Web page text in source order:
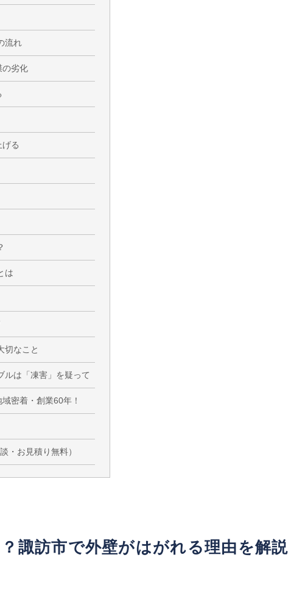
流れ
劣化
る
は
切なこと
ルは「凍害」を疑って
密着・創業60年！
・お見積り無料）
諏訪市で外壁がはがれる理由を解説